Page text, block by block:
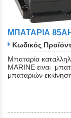
ΜΠΑΤΑΡΙΑ
Κωδικός
Μπαταρία
MARINE ειναι
μπαταριών